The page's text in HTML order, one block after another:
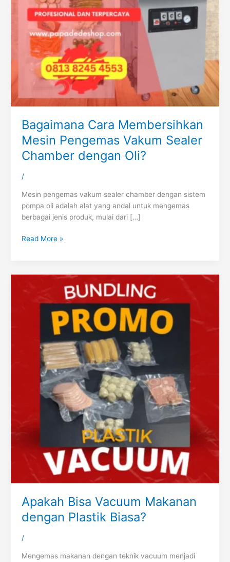
Bagaimana Cara Membersihkan
Mesin Pengemas Vakum Sealer
Chamber dengan Oli?
/
Mesin pengemas vakum sealer chamber dengan sistem
pompa oli adalah alat yang andal untuk mengemas
berbagai jenis produk, mulai dari […]
Read More »
Apakah Bisa Vacuum Makanan
dengan Plastik Biasa?
/
Mengemas makanan dengan teknik vacuum menjadi